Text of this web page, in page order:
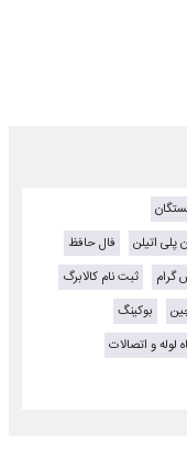
پلی اتیلن
فال حافظ
گرام
ثبت نام کالابرگ
بوکینگ
لوله و اتصالات